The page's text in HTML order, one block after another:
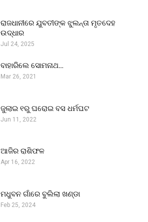
ରାଜଧାନୀରେ ଯୁବତୀଙ୍କ ଝୁଲନ୍ତା ମୃତଦେହ
ଉଦ୍ଧାର
Jul 24, 2025
ବାହାରିଲେ ସୋମନାଥ…
Mar 26, 2021
ଜୁଲାଇ ୧ରୁ ଘରୋଇ ବସ ଧର୍ମଘଟ
Jun 11, 2022
ଆଜିର ରାଶିଫଳ
Apr 16, 2022
ମଧୁବନ ଗାଁରେ ବୁଲିଲା ଖଣ୍ଡା
Feb 25, 2024